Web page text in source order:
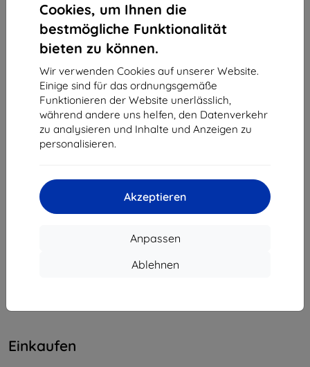
Cookies, um Ihnen die
bestmögliche Funktionalität
bieten zu können.
Wir verwenden Cookies auf unserer Website.
Einige sind für das ordnungsgemäße
Funktionieren der Website unerlässlich,
während andere uns helfen, den Datenverkehr
zu analysieren und Inhalte und Anzeigen zu
personalisieren.
Akzeptieren
Anpassen
Ablehnen
Shield-Sk s.r.o.
Ulica Rudolfa Mocka 3750/2A
841 04 Bratislava
Unternehmens-ID:46701494
USt-IdNr.:SK2023549671
info@top4mobile.eu
Einkaufen